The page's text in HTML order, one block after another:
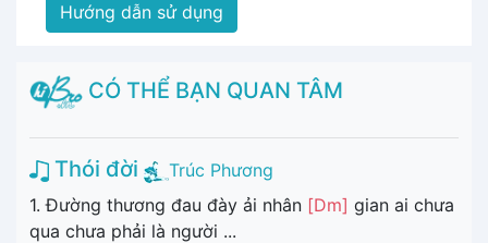
Hướng dẫn sử dụng
CÓ THỂ BẠN QUAN TÂM
Thói đời
Trúc Phương
1. Đường thương đau đày ải nhân [Dm] gian ai chưa
qua chưa phải là người ...